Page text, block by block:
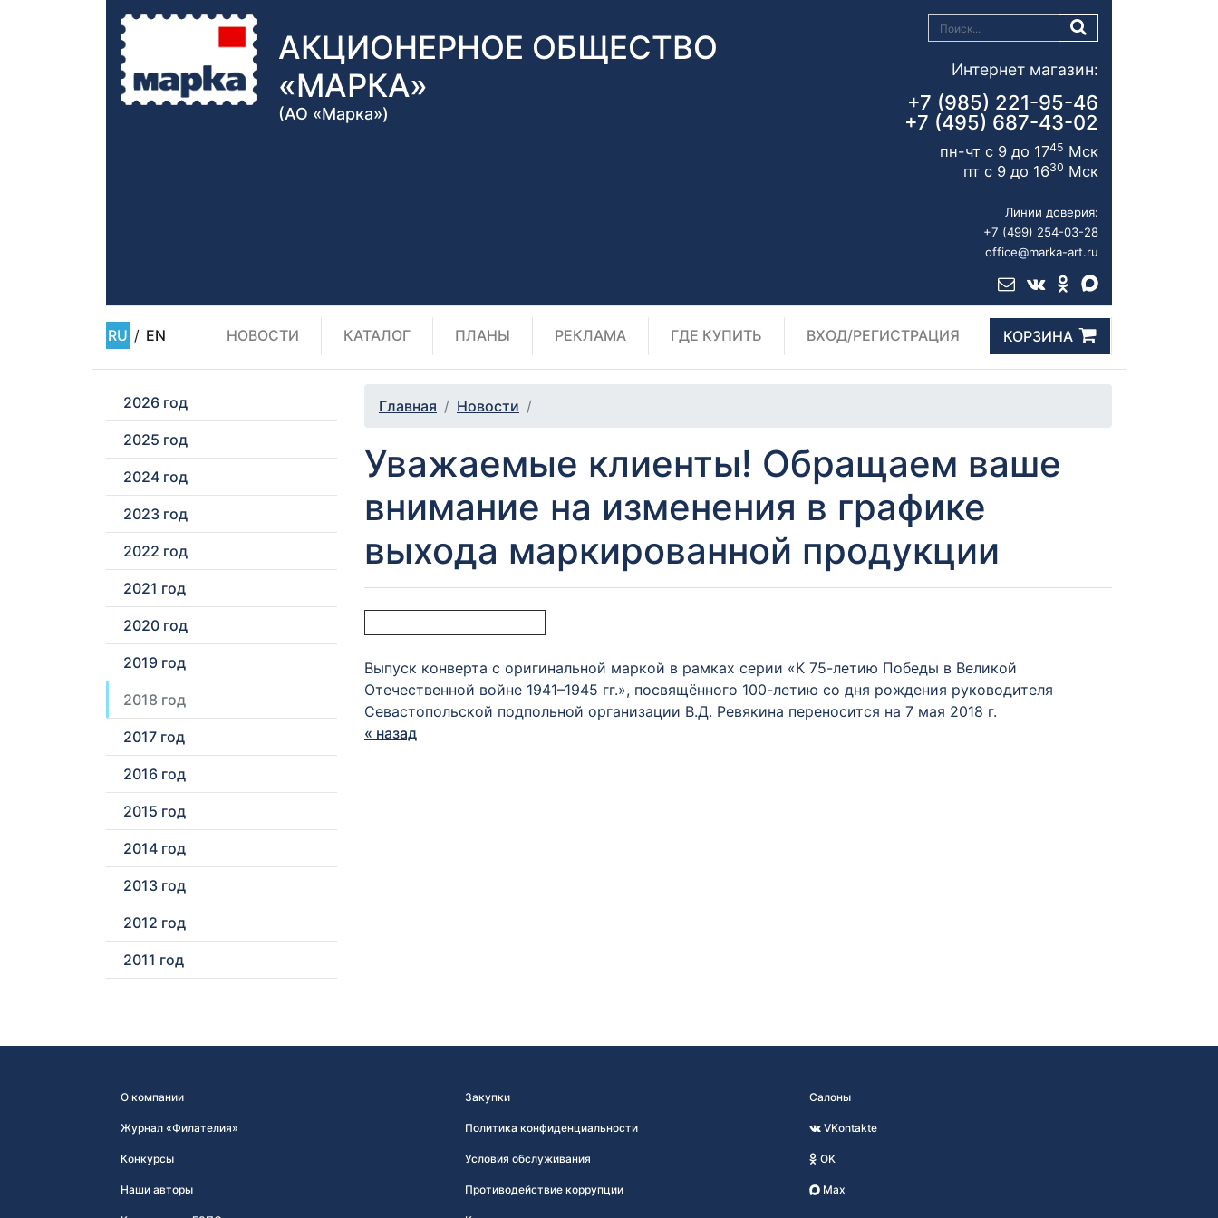
АКЦИОНЕРНОЕ ОБЩЕСТВО
«МАРКА»
(АО «Марка»)
Интернет магазин:
+7 (985) 221-95-46
+7 (495) 687-43-02
пн-чт с 9 до 1745 Мск
пт с 9 до 1630 Мск
Линии доверия:
+7 (499) 254-03-28
office@marka-art.ru
RU / EN НОВОСТИ КАТАЛОГ ПЛАНЫ РЕКЛАМА ГДЕ КУПИТЬ ВХОД/РЕГИСТРАЦИЯ КОРЗИНА
2026 год
2025 год
2024 год
2023 год
2022 год
2021 год
2020 год
2019 год
2018 год
2017 год
2016 год
2015 год
2014 год
2013 год
2012 год
2011 год
Главная Новости
Уважаемые клиенты! Обращаем ваше
внимание на изменения в графике
выхода маркированной продукции
Выпуск конверта с оригинальной маркой в рамках серии «К 75-летию Победы в Великой
Отечественной войне 1941–1945 гг.», посвящённого 100-летию со дня рождения руководителя
Севастопольской подпольной организации В.Д. Ревякина переносится на 7 мая 2018 г.
« назад
О компании
Журнал «Филателия»
Конкурсы
Наши авторы
Закупки
Политика конфиденциальности
Условия обслуживания
Противодействие коррупции
Салоны
VKontakte
OK
Max